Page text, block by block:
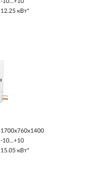
12.25 кВт*
1700х760х1400
-10…+10
15.05 кВт*